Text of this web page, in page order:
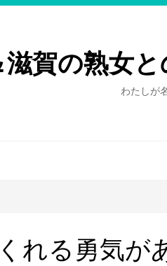
賀の熟女
わたしが
れる勇気が